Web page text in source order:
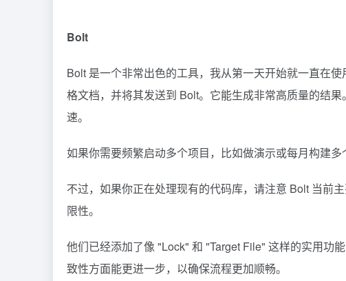
Bolt
Bolt 是一个非常出色的工具，我从第一天开始就一直在
格文档，并将其发送到 Bolt。它能生成非常高质量的结
速。
如果你需要频繁启动多个项目，比如做演示或每月构建
不过，如果你正在处理现有的代码库，请注意 Bolt 当前
限性。
他们已经添加了像 "Lock" 和 "Target File" 这样的实用功
致性方面能更进一步，以确保流程更加顺畅。